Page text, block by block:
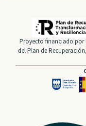
Proyecto financiado por
del Plan de